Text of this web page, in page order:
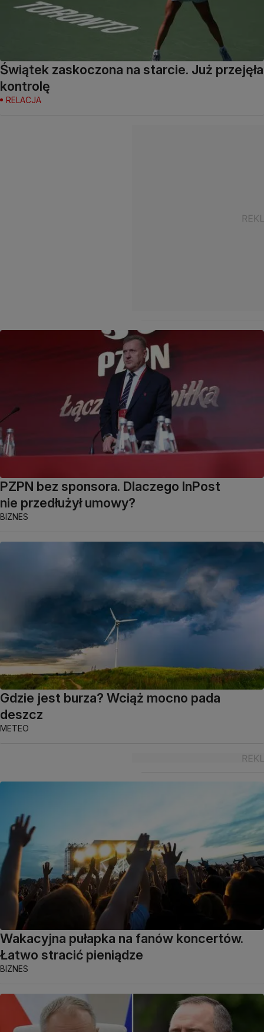
Świątek zaskoczona na starcie. Już przejęła
kontrolę
RELACJA
PZPN bez sponsora. Dlaczego InPost
nie przedłużył umowy?
BIZNES
Gdzie jest burza? Wciąż mocno pada
deszcz
METEO
Wakacyjna pułapka na fanów koncertów.
Łatwo stracić pieniądze
BIZNES